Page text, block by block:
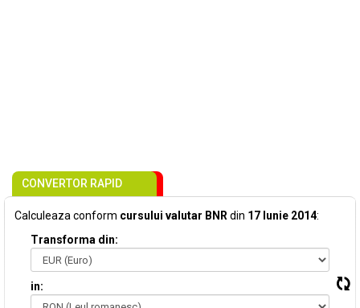
CONVERTOR RAPID
Calculeaza conform cursului valutar BNR din 17 Iunie 2014:
Transforma din:
in: